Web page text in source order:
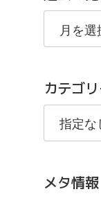
過
の
事
カテゴ
メタ情報